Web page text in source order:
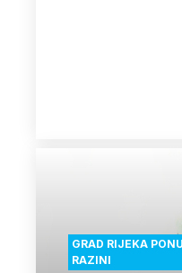
GRAD RIJEKA
RAZINI